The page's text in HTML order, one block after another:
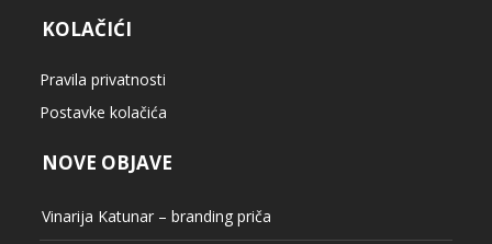
KOLAČIĆI
Pravila privatnosti
Postavke kolačića
NOVE OBJAVE
Vinarija Katunar – branding priča